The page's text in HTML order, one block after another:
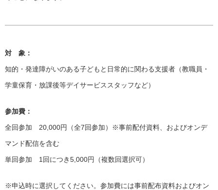
対 象：
知的・発達障がいのある子どもと日常的に関わる支援者（教職員・
学童保育・放課後等デイサービススタッフなど）
参加費：
全回参加 20,000円（全7回参加）※事前配付資料、およびオンデ
マンド配信を含む
単回参加 1回につき5,000円（複数回選択可）
※申込時に選択してください。参加費には事前配布資料およびオン